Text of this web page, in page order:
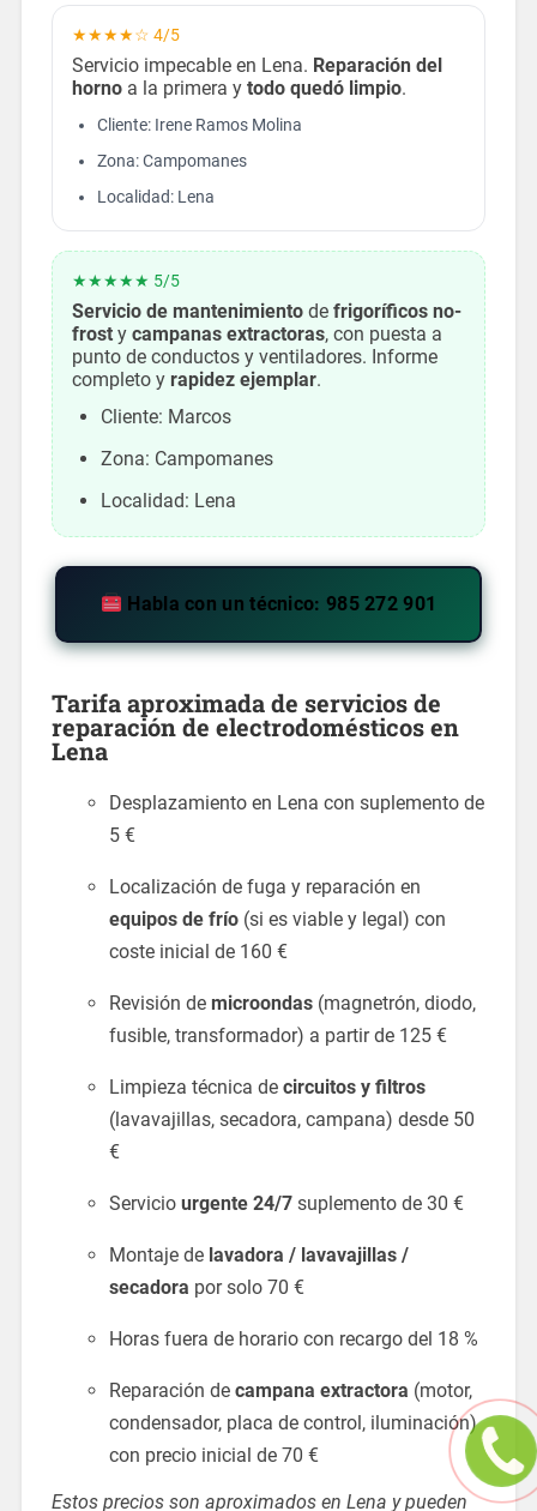
★★★★☆ 4/5
Servicio impecable en Lena. Reparación del
hornoa la primera y todo quedó limpio.
Cliente: Irene Ramos Molina
Zona: Campomanes
Localidad: Lena
★★★★★ 5/5
Servicio de mantenimientode frigoríficos no-
frosty campanas extractoras, con puesta a
punto de conductos y ventiladores. Informe
completo y rapidez ejemplar.
Cliente: Marcos
Zona: Campomanes
Localidad: Lena
Habla con un técnico: 985 272 901
Tarifa aproximada de servicios de
reparación de electrodomésticosen
Lena
Desplazamiento en Lena con suplemento de
5 €
Localización de fuga y reparación en
equipos de frío(si es viable y legal) con
coste inicial de 160 €
Revisión de microondas(magnetrón, diodo,
fusible, transformador) a partir de 125 €
Limpieza técnica de circuitos y filtros
(lavavajillas, secadora, campana) desde 50
€
Servicio urgente 24/7suplemento de 30 €
Montaje de lavadora / lavavajillas /
secadora por solo 70 €
Horas fuera de horario con recargo del 18 %
Reparación de campana extractora (motor,
condensador, placa de control, iluminación)
con precio inicial de 70 €
Estos precios son aproximados en Lena y pueden